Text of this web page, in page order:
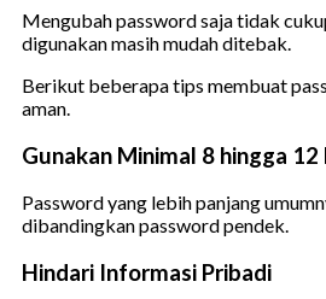
Mengubah password saja tidak
digunakan masih mudah ditebak.
Berikut beberapa tips membuat
aman.
Gunakan Minimal 8 hingga
Password yang lebih panjang
dibandingkan password pendek.
Hindari Informasi Pribadi